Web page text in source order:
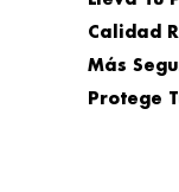
Calidad
Más
Protege